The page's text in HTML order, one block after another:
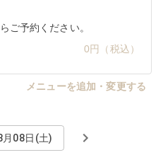
ご予約ください。
0円（税込）
メニューを追加・変更する
08日(土)